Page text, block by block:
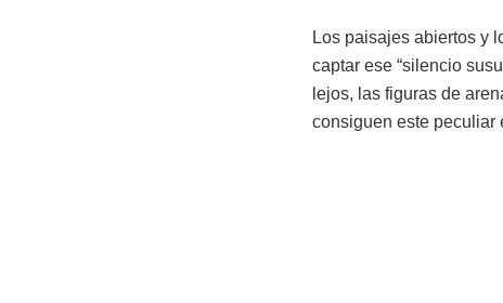
Los paisajes abiertos y
captar ese “silencio
lejos, las figuras de
consiguen este peculiar